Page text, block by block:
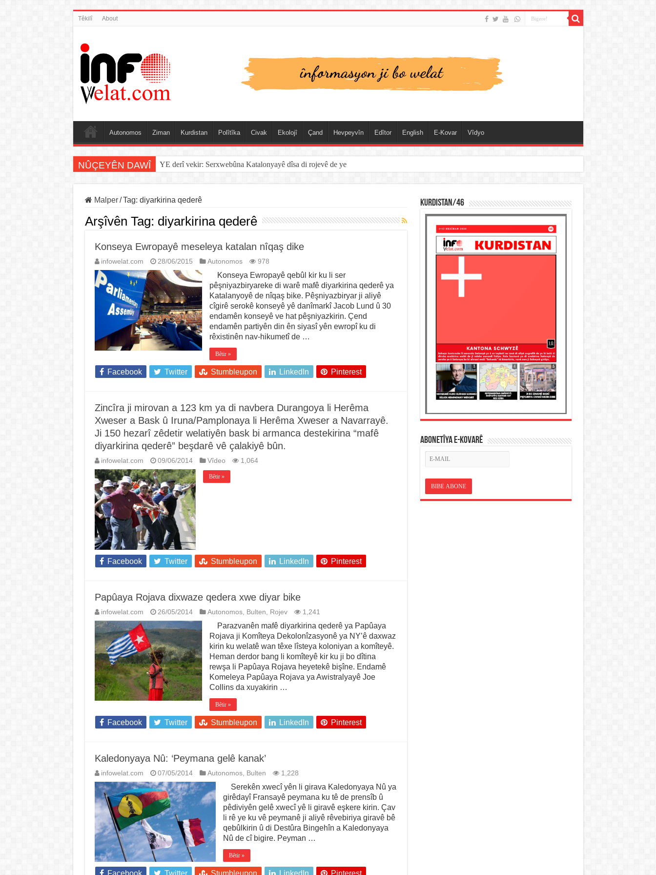
Têkilî About
Autonomos Ziman Kurdistan Polîtîka Civak Ekolojî Çand Hevpeyvîn Edîtor English E-Kovar Vîdyo
NÛÇEYÊN DAWÎ YE derî vekir: Serxwebûna Katalonyayê dîsa di rojevê de ye
Malper / Tag: diyarkirina qederê
Arşîvên Tag: diyarkirina qederê
Konseya Ewropayê meseleya katalan nîqaş dike
infowelat.com 28/06/2015 Autonomos 978
Konseya Ewropayê qebûl kir ku li ser
pêşniyazbiryareke di warê mafê diyarkirina qederê ya
Katalanyoyê de nîqaş bike. Pêşniyazbiryar ji aliyê
cîgirê serokê konseyê yê danîmarkî Jacob Lund û 30
endamên konseyê ve hat pêşniyazkirin. Çend
endamên partiyên din ên siyasî yên ewropî ku di
rêxistinên nav-hikumetî de …
Bêtir »
Facebook Twitter Stumbleupon LinkedIn Pinterest
Zincîra ji mirovan a 123 km ya di navbera Durangoya li Herêma
Xweser a Bask û Iruna/Pamplonaya li Herêma Xweser a Navarrayê.
Ji 150 hezarî zêdetir welatiyên bask bi armanca destekirina “mafê
diyarkirina qederê” beşdarê vê çalakiyê bûn.
infowelat.com 09/06/2014 Vîdeo 1,064
Bêtir »
Facebook Twitter Stumbleupon LinkedIn Pinterest
Papûaya Rojava dixwaze qedera xwe diyar bike
infowelat.com 26/05/2014 Autonomos, Bulten Rojev 1,241
Parazvanên mafê diyarkirina qederê ya Papûaya
Rojava ji Komîteya Dekolonîzasyonê ya NY’ê daxwaz
kirin ku welatê wan têxe lîsteya koloniyan a komîteyê.
Heman derdor bang li komîteyê kir ku ji bo dîtina
rewşa li Papûaya Rojava heyetekê bişîne. Endamê
Komeleya Papûaya Rojava ya Awistralyayê Joe
Collins da xuyakirin …
Bêtir »
Facebook Twitter Stumbleupon LinkedIn Pinterest
Kaledonyaya Nû: ‘Peymana gelê kanak’
infowelat.com 07/05/2014 Autonomos, Bulten 1,228
Serekên xwecî yên li girava Kaledonyaya Nû ya
girêdayî Fransayê peymana ku tê de prensîb û
pêdiviyên gelê xwecî yê li giravê eşkere kirin. Çav
li rê ye ku vê peymanê ji aliyê rêvebiriya giravê bê
qebûlkirin û di Destûra Bingehîn a Kaledonyaya
Nû de cî bigire. Peyman …
Bêtir »
Facebook Twitter Stumbleupon LinkedIn Pinterest
KURDISTAN/46
ABONETÎYA E-KOVARÊ